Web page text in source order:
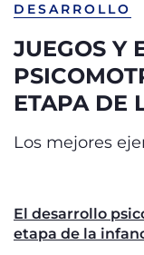
DESARROLLO
JUEGOS Y
ETAPA DE
Los mejores
El desarrollo
etapa de la